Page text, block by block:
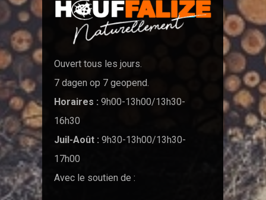
Ouvert tous les jours.
7 dagen op 7 geopend.
Horaires : 9h00-13h00/13h30-
16h30
Juil-Août : 9h30-13h00/13h30-
17h00
Avec le soutien de :